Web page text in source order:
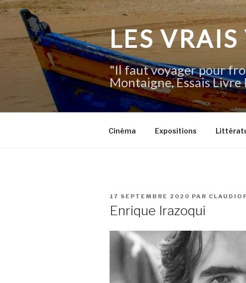
Aller
au
contenu
principal
LES VRAIS
"Il faut voyager pour
Montaigne, Essais Livre
Cinéma Expositions
PUBLIÉ
17 SEPTEMBRE 2020 PAR
Enrique Irazoqui